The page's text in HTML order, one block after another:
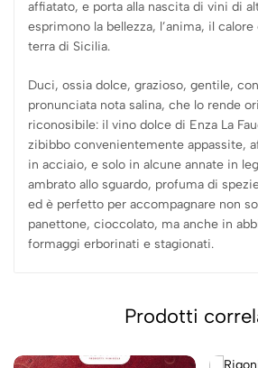
affiatato, e porta alla nascita di vini di
esprimono la bellezza, l’anima, il calore
terra di Sicilia.
Duci, ossia dolce, grazioso, gentile,
pronunciata nota salina, che lo rende
riconosibile: il vino dolce di Enza La
zibibbo convenientemente appassite,
in acciaio, e solo in alcune annate in
ambrato allo sguardo, profuma di
ed è perfetto per accompagnare non
panettone, cioccolato, ma anche in
formaggi erborinati e stagionati.
Prodotti